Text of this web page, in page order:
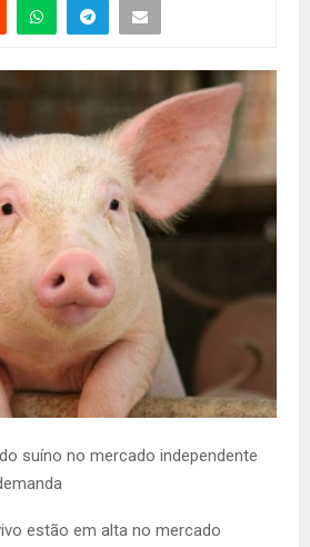
suíno no mercado independente
estão em alta no mercado